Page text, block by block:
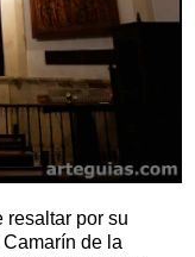
resaltar por su
de la